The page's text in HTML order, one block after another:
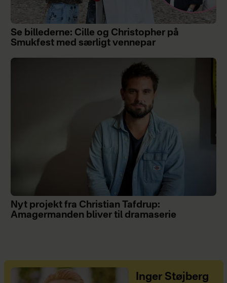
Se billederne: Cille og Christopher på
Smukfest med særligt vennepar
Nyt projekt fra Christian Tafdrup:
Amagermanden bliver til dramaserie
Inger Støjberg